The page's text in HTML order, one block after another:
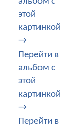
этой
картинкой
→
Перейти в
альбом с
этой
картинкой
→
Перейти в